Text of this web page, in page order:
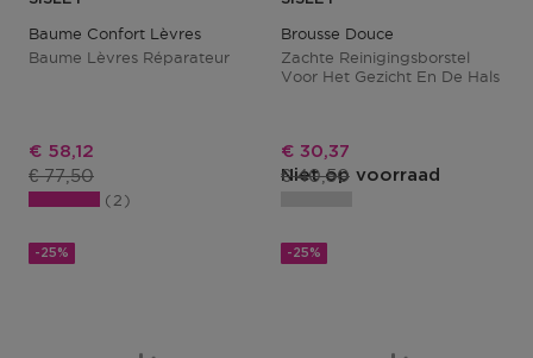
Baume Confort Lèvres
Baume Lèvres Réparateur
Kortingsprijs
€ 58,12
Productprijs
€ 77,50
2
Niet op voorraad
Brousse Douce
Zachte Reinigingsborstel
Voor Het Gezicht En De Hals
Kortingsprijs
€ 30,37
Productprijs
€ 40,50
-25% -25%